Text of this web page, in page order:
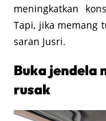
meningkatkan
Tapi, jika memang
saran Jusri.
Buka jendela
rusak